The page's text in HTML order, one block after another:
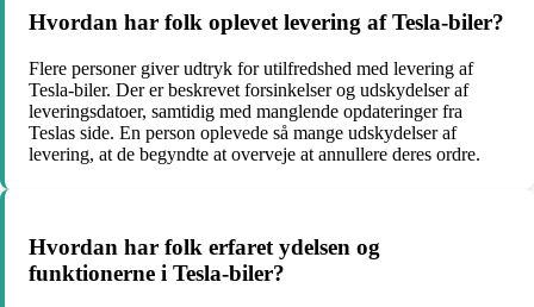
Hvordan har folk oplevet levering af Tesla-biler?
Flere personer giver udtryk for utilfredshed med levering af
Tesla-biler. Der er beskrevet forsinkelser og udskydelser af
leveringsdatoer, samtidig med manglende opdateringer fra
Teslas side. En person oplevede så mange udskydelser af
levering, at de begyndte at overveje at annullere deres ordre.
Hvordan har folk erfaret ydelsen og
funktionerne i Tesla-biler?